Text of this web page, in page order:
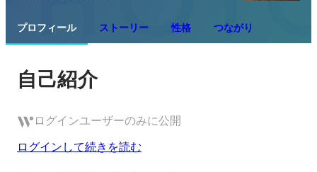
プロフィール ストーリー 性格 つながり
自己紹介
ログインユーザーのみに公開
ログインして続きを読む